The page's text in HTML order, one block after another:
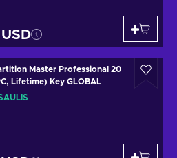
Master Professional 20
Lifetime) Key GLOBAL